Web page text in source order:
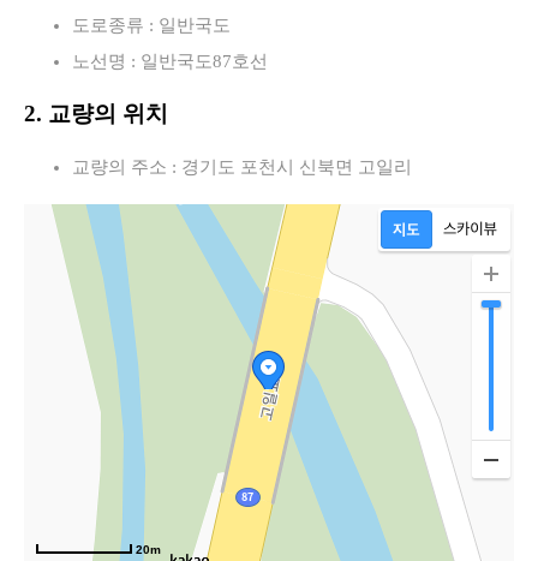
도로종류 : 일반국도
노선명 : 일반국도87호선
2. 교량의 위치
교량의 주소 : 경기도 포천시 신북면 고일리
20m